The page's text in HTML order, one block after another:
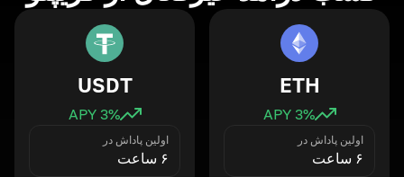
ETH
3% APY
اولین پاداش در
۶ ساعت
USDT
3% APY
اولین پاداش در
۶ ساعت